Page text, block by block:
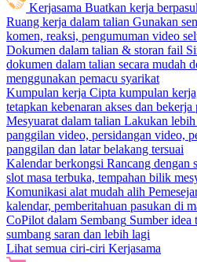
Kerjasama Buatkan kerja
Ruang kerja dalam talian Gunakan
komen, reaksi, pengumuman video
Dokumen dalam talian & storan fail
dokumen dalam talian secara mudah
menggunakan pemacu syarikat
Kumpulan kerja Cipta kumpulan
tetapkan kebenaran akses dan
Mesyuarat dalam talian Lakukan lebih
panggilan video, persidangan video,
panggilan dan latar belakang tersuai
Kalendar berkongsi Rancang dengan
slot masa terbuka, tempahan bilik
Komunikasi alat mudah alih
kalendar, pemberitahuan pasukan di
CoPilot dalam Sembang Sumber idea
sumbang saran dan lebih lagi
Lihat semua ciri-ciri Kerjasama